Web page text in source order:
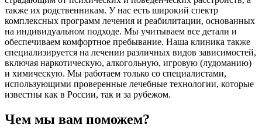
также их родственникам. У нас есть широкий спектр
комплексных программ лечения и реабилитации, основанных
на индивидуальном подходе. Мы учитываем все детали и
обеспечиваем комфортное пребывание. Наша клиника также
специализируется на лечении различных видов зависимостей,
включая наркотическую, алкогольную, игровую (лудоманию)
и химическую. Мы работаем только со специалистами,
использующими проверенные лечебные технологии, которые
известны как в России, так и за рубежом.
Чем мы вам поможем?